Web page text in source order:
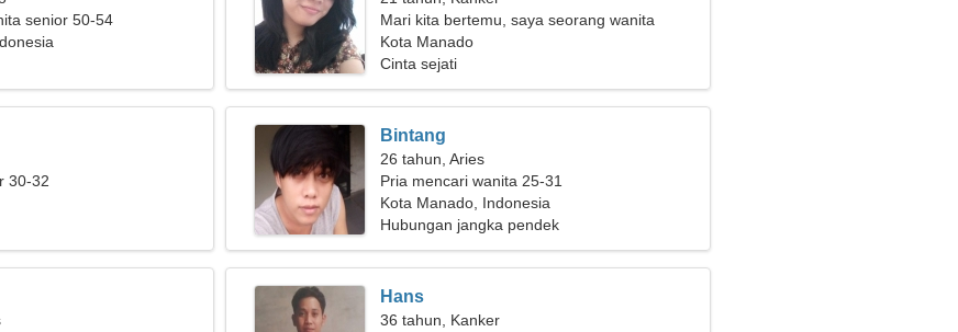
senior 50-54
Mari kita bertemu, saya seorang wanita
penyayang
Kota Manado
Cinta sejati
30-32
Bintang
26 tahun, Aries
Pria mencari wanita 25-31
Kota Manado, Indonesia
Hubungan jangka pendek
Hans
36 tahun, Kanker